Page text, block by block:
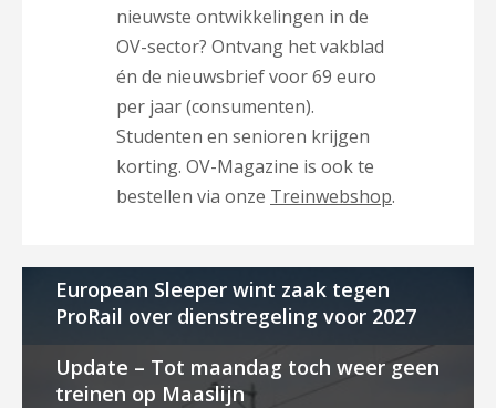
nieuwste ontwikkelingen in de
OV-sector? Ontvang het vakblad
én de nieuwsbrief voor 69 euro
per jaar (consumenten).
Studenten en senioren krijgen
korting. OV-Magazine is ook te
bestellen via onze Treinwebshop.
European Sleeper wint zaak tegen
ProRail over dienstregeling voor 2027
Update – Tot maandag toch weer geen
treinen op Maaslijn